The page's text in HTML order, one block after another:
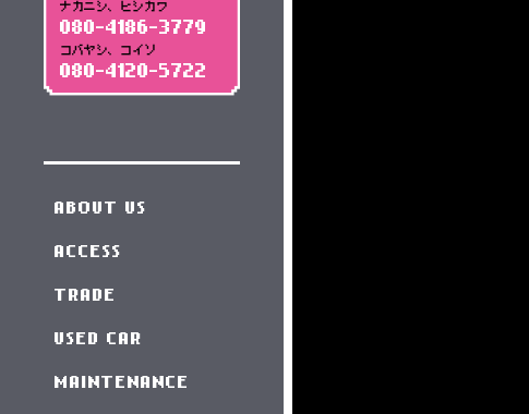
ナカニシ、ヒシカワ
080-4186-3779
コバヤシ、コイソ
080-4120-5722
ABOUT US
ACCESS
TRADE
USED CAR
MAINTENANCE